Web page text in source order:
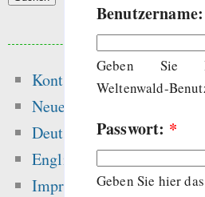
Benutzername:
Geben Sie
Weltenwald-
Passwort: *
Geben Sie hier
Kontakt
Neue Inhalte
Deutsch
English
Impressum